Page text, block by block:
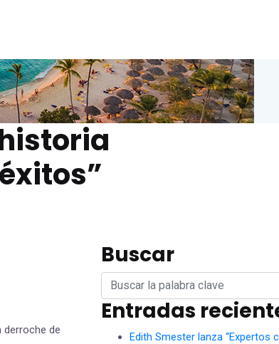
derroche de
Buscar
Entradas
Edith Smester lanza “Expertos